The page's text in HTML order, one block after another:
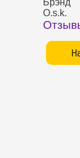
Брэнд
O.s.k.